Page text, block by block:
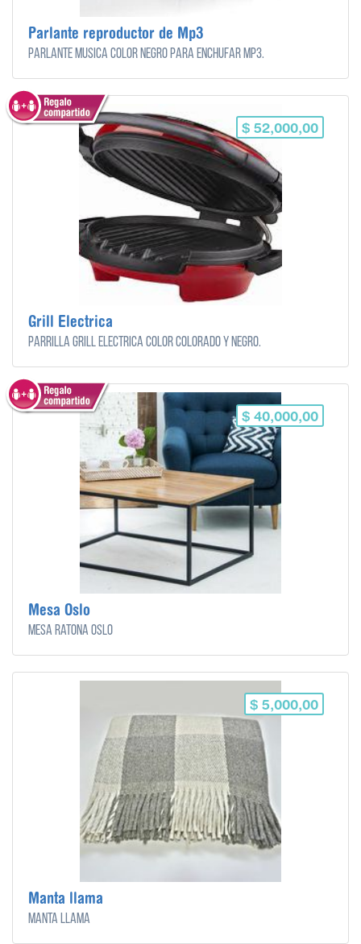
Parlante reproductor de Mp3
Parlante música color negro para enchufar mp3.
$ 52,000,00
Grill Electrica
Parrilla Grill Eléctrica color colorado y negro.
$ 40,000,00
Mesa Oslo
Mesa ratona Oslo
$ 5,000,00
Manta llama
Manta llama